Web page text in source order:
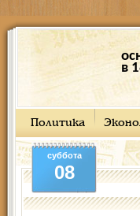
в
Политика
суббота
08